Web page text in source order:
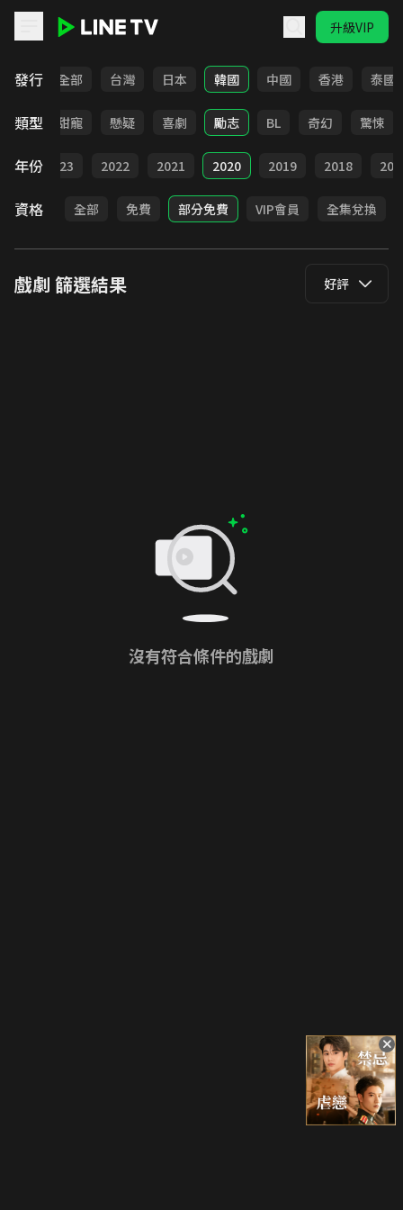
升級VIP
發行 全部 台灣 日本 韓國 中國 香港 泰國
類型
改編 甜寵 懸疑 喜劇 勵志 BL 奇幻 驚悚
年份 2023 2022 2021 2020 2019 2018
資格 全部 免費 部分免費 VIP會員 全集兌換
戲劇 篩選結果 好評
沒有符合條件的戲劇